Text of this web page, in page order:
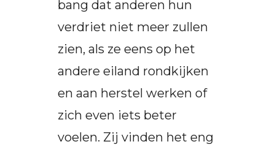
bang dat anderen hun
verdriet niet meer zullen
zien, als ze eens op het
andere eiland rondkijken
en aan herstel werken of
zich even iets beter
voelen. Zij vinden het eng